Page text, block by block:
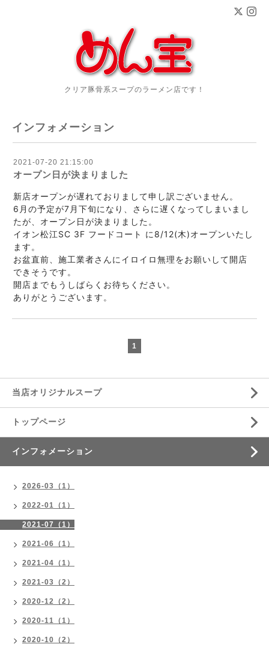
クリア豚骨系スープのラーメン店です！
インフォメーション
2021-07-20 21:15:00
オープン日が決まりました
新店オープンが遅れておりまして申し訳ございません。
6月の予定が7月下旬になり、さらに遅くなってしまいまし
たが、オープン日が決まりました。
イオン松江SC 3F フードコート に8/12(木)オープンいたし
ます。
お盆直前、施工業者さんにイロイロ無理をお願いして開店
できそうです。
開店までもうしばらくお待ちください。
ありがとうございます。
1
当店オリジナルスープ
トップページ
インフォメーション
2026-03（1）
2022-01（1）
2021-07（1）
2021-06（1）
2021-04（1）
2021-03（2）
2020-12（2）
2020-11（1）
2020-10（2）